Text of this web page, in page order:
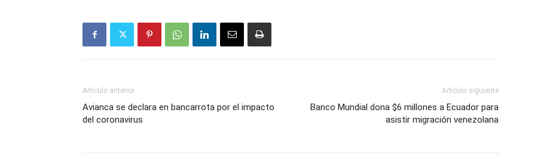
Artículo anterior
Avianca se declara en bancarrota por el impacto
del coronavirus
Artículo siguiente
Banco Mundial dona $6 millones a Ecuador para
asistir migración venezolana